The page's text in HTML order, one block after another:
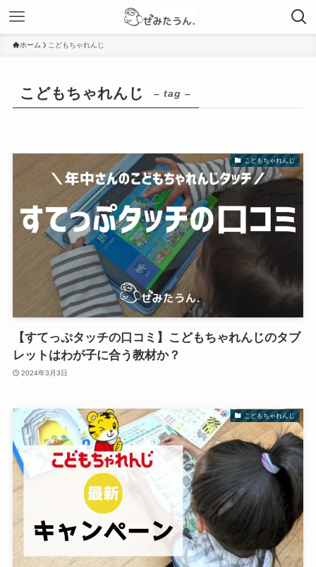
ホーム こどもちゃれんじ
こどもちゃれんじ – tag –
こどもちゃれんじ
【すてっぷタッチの口コミ】こどもちゃれんじのタブ
レットはわが子に合う教材か？
2024年3月3日
こどもちゃれんじ